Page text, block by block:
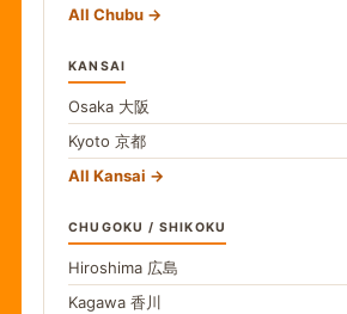
All Chubu
KANSAI
Osaka 大阪
Kyoto 京都
All Kansai
CHUGOKU / SHIKOKU
Hiroshima 広島
Kagawa 香川